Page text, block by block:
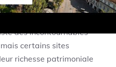
où chaque visite
des incontournables
certains sites
richesse patrimoniale